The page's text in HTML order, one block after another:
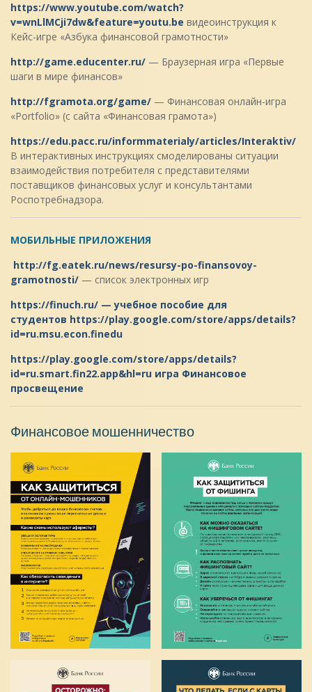
https://www.youtube.com/watch?
v=wnLlMCji7dw&feature=youtu.be видеоинструкция к
Кейс-игре «Азбука финансовой грамотности»
http://game.educenter.ru/ — Браузерная игра «Первые
шаги в мире финансов»
http://fgramota.org/game/ — Финансовая онлайн-игра
«Portfolio» (с сайта «Финансовая грамота»)
https://edu.pacc.ru/informmaterialy/articles/Interaktiv/
В интерактивных инструкциях смоделированы ситуации
взаимодействия потребителя с представителями
поставщиков финансовых услуг и консультантами
Роспотребнадзора.
МОБИЛЬНЫЕ ПРИЛОЖЕНИЯ
http://fg.eatek.ru/news/resursy-po-finansovoy-
gramotnosti/ — список электронных игр
https://finuch.ru/ — учебное пособие для
студентов https://play.google.com/store/apps/details?
id=ru.msu.econ.finedu
https://play.google.com/store/apps/details?
id=ru.smart.fin22.app&hl=ru игра Финансовое
просвещение
Финансовое мошенничество